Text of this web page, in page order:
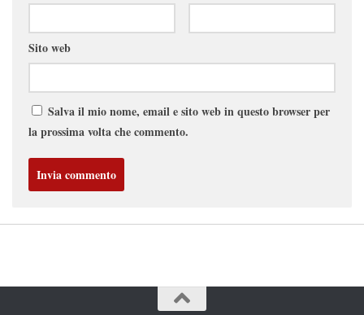
Sito web
Salva il mio nome, email e sito web in questo browser per
la prossima volta che commento.